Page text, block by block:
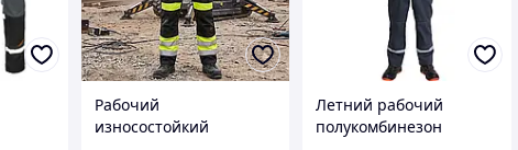
Рабочий
износостойкий
Летний рабочий
полукомбинезон